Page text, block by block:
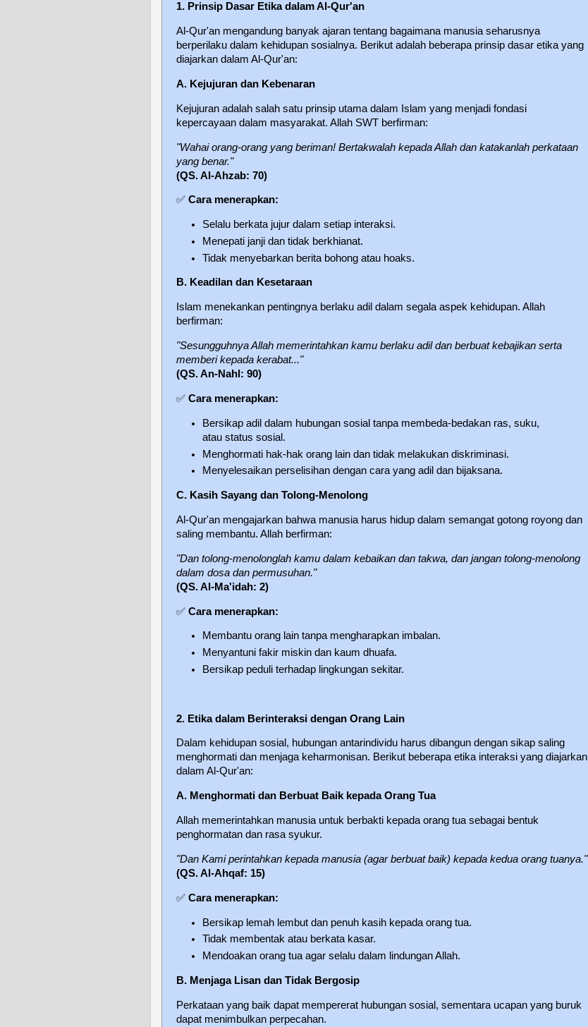
1. Prinsip Dasar Etika dalam Al-Qur'an
Al-Qur'an mengandung banyak ajaran tentang bagaimana manusia seharusnya
berperilaku dalam kehidupan sosialnya. Berikut adalah beberapa prinsip dasar etika yang
diajarkan dalam Al-Qur'an:
A. Kejujuran dan Kebenaran
Kejujuran adalah salah satu prinsip utama dalam Islam yang menjadi fondasi
kepercayaan dalam masyarakat. Allah SWT berfirman:
"Wahai orang-orang yang beriman! Bertakwalah kepada Allah dan katakanlah perkataan
yang benar."
(QS. Al-Ahzab: 70)
✅ Cara menerapkan:
Selalu berkata jujur dalam setiap interaksi.
Menepati janji dan tidak berkhianat.
Tidak menyebarkan berita bohong atau hoaks.
B. Keadilan dan Kesetaraan
Islam menekankan pentingnya berlaku adil dalam segala aspek kehidupan. Allah
berfirman:
"Sesungguhnya Allah memerintahkan kamu berlaku adil dan berbuat kebajikan serta
memberi kepada kerabat..."
(QS. An-Nahl: 90)
✅ Cara menerapkan:
Bersikap adil dalam hubungan sosial tanpa membeda-bedakan ras, suku,
atau status sosial.
Menghormati hak-hak orang lain dan tidak melakukan diskriminasi.
Menyelesaikan perselisihan dengan cara yang adil dan bijaksana.
C. Kasih Sayang dan Tolong-Menolong
Al-Qur'an mengajarkan bahwa manusia harus hidup dalam semangat gotong royong dan
saling membantu. Allah berfirman:
"Dan tolong-menolonglah kamu dalam kebaikan dan takwa, dan jangan tolong-menolong
dalam dosa dan permusuhan."
(QS. Al-Ma'idah: 2)
✅ Cara menerapkan:
Membantu orang lain tanpa mengharapkan imbalan.
Menyantuni fakir miskin dan kaum dhuafa.
Bersikap peduli terhadap lingkungan sekitar.
2. Etika dalam Berinteraksi dengan Orang Lain
Dalam kehidupan sosial, hubungan antarindividu harus dibangun dengan sikap saling
menghormati dan menjaga keharmonisan. Berikut beberapa etika interaksi yang diajarkan
dalam Al-Qur'an:
A. Menghormati dan Berbuat Baik kepada Orang Tua
Allah memerintahkan manusia untuk berbakti kepada orang tua sebagai bentuk
penghormatan dan rasa syukur.
"Dan Kami perintahkan kepada manusia (agar berbuat baik) kepada kedua orang tuanya."
(QS. Al-Ahqaf: 15)
✅ Cara menerapkan:
Bersikap lemah lembut dan penuh kasih kepada orang tua.
Tidak membentak atau berkata kasar.
Mendoakan orang tua agar selalu dalam lindungan Allah.
B. Menjaga Lisan dan Tidak Bergosip
Perkataan yang baik dapat mempererat hubungan sosial, sementara ucapan yang buruk
dapat menimbulkan perpecahan.